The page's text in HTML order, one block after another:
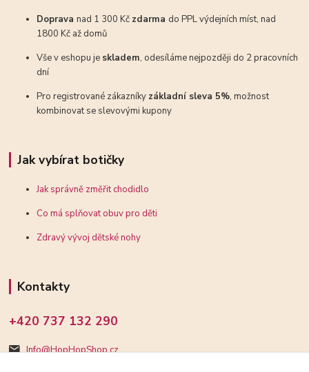
Dopravanad 1 300 Kč zdarma do PPL výdejních míst, nad
1800 Kč až domů
Vše v eshopu je skladem, odesíláme nejpozději do 2 pracovních
dní
Pro registrované zákazníky základní sleva 5%, možnost
kombinovat se slevovými kupony
Jak vybírat botičky
Jak správně změřit chodidlo
Co má splňovat obuv pro děti
Zdravý vývoj dětské nohy
Kontakty
+420 737 132 290
Info@HopHopShop.cz